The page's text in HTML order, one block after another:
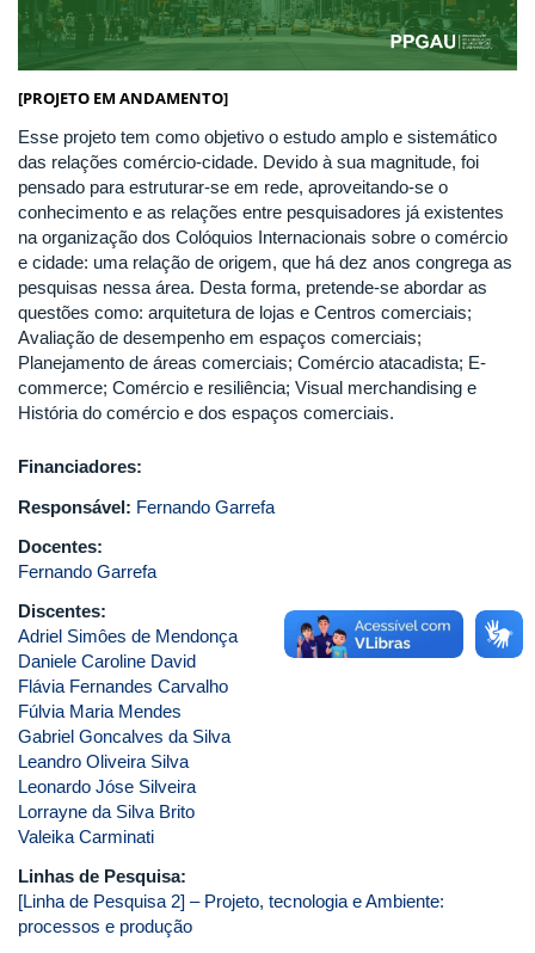
[PROJETO EM ANDAMENTO]
Esse projeto tem como objetivo o estudo amplo e sistemático
das relações comércio-cidade. Devido à sua magnitude, foi
pensado para estruturar-se em rede, aproveitando-se o
conhecimento e as relações entre pesquisadores já existentes
na organização dos Colóquios Internacionais sobre o comércio
e cidade: uma relação de origem, que há dez anos congrega as
pesquisas nessa área. Desta forma, pretende-se abordar as
questões como: arquitetura de lojas e Centros comerciais;
Avaliação de desempenho em espaços comerciais;
Planejamento de áreas comerciais; Comércio atacadista; E-
commerce; Comércio e resiliência; Visual merchandising e
História do comércio e dos espaços comerciais.
Financiadores:
Responsável: Fernando Garrefa
Docentes:
Fernando Garrefa
Discentes:
Adriel Simôes de Mendonça
Daniele Caroline David
Flávia Fernandes Carvalho
Fúlvia Maria Mendes
Gabriel Goncalves da Silva
Leandro Oliveira Silva
Leonardo Jóse Silveira
Lorrayne da Silva Brito
Valeika Carminati
Linhas de Pesquisa:
[Linha de Pesquisa 2] – Projeto, tecnologia e Ambiente:
processos e produção